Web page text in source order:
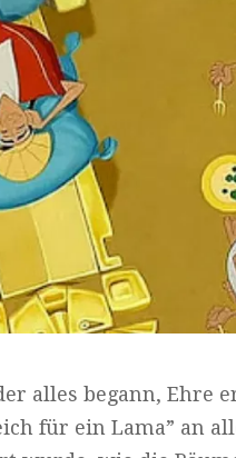
alles begann, Ehre
für ein Lama” an